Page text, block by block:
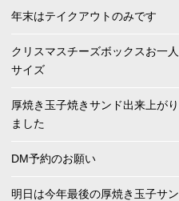
年末はテイクアウトのみです
クリスマスチーズボックスお一人
サイズ
厚焼き玉子焼きサンド出来上がり
ました
DM予約のお願い
明日は今年最後の厚焼き玉子サン